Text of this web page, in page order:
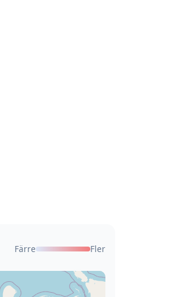
Färre Fler